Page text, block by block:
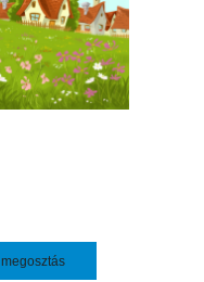
megosztás